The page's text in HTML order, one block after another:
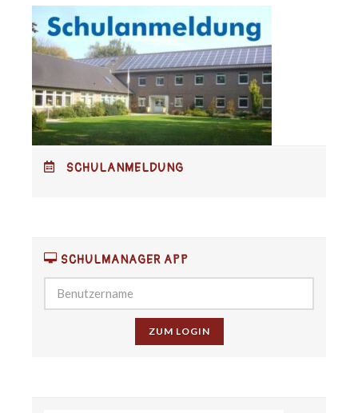
SCHULANMELDUNG
SCHULMANAGER APP
ZUM LOGIN